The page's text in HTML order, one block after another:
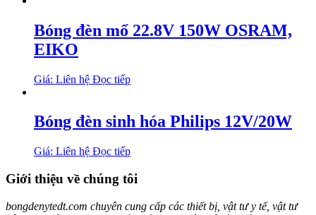
Bóng đèn mổ 22.8V 150W OSRAM,
EIKO
Giá: Liên hệ Đọc tiếp
Bóng đèn sinh hóa Philips 12V/20W
Giá: Liên hệ Đọc tiếp
Giới thiệu về chúng tôi
bongdenytedt.com chuyên cung cấp các thiết bị, vật tư y tế, vật tư